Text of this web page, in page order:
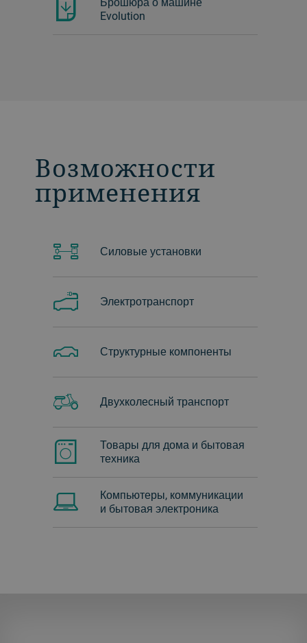
Evolution
Возможности
применения
Силовые установки
Электротранспорт
Структурные компоненты
Двухколесный транспорт
Товары для дома и бытовая
техника
Компьютеры, коммуникации
и бытовая электроника